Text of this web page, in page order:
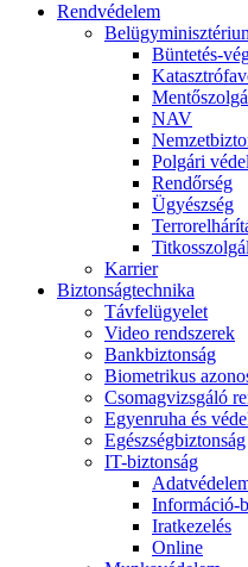
Rendvédelem
Büntetés-
NAV
Polgári
Rendőrség
Ügyészség
Karrier
Biztonságtechnika
Távfelügyelet
Video rendszerek
Bankbiztonság
Biometrikus
Csomagvizsgáló
Egyenruha és
Egészségbiztonság
IT-biztonság
Információ-
Iratkezelés
Online